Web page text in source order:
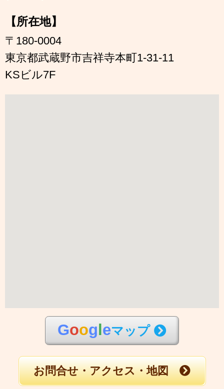
【所在地】
〒180-0004
東京都武蔵野市吉祥寺本町1-31-11
KSビル7F
Googleマップ
お問合せ・アクセス・地図